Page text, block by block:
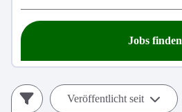
Jobs finden
Veröffentlicht seit